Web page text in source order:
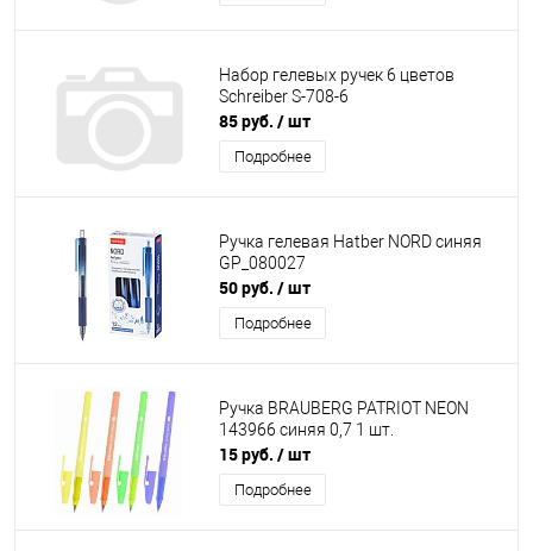
Набор гелевых ручек 6 цветов
Schreiber S-708-6
85 руб. / шт
Подробнее
Ручка гелевая Hatber NОRD синяя
GP_080027
50 руб. / шт
Подробнее
Ручка BRAUBERG PATRIOT NEON
143966 синяя 0,7 1 шт.
15 руб. / шт
Подробнее